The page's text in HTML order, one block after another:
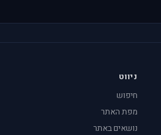
ניווט
חיפוש
מפת האתר
נושאים באתר